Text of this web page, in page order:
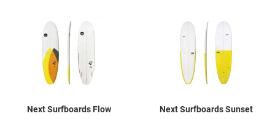
Add to Wishlist
Quick View
Next Surfboards Flow Next Surfboards Sunset